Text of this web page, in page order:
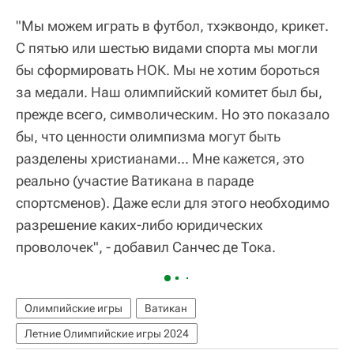
"Мы можем играть в футбол, тхэквондо, крикет.
С пятью или шестью видами спорта мы могли
бы сформировать НОК. Мы не хотим бороться
за медали. Наш олимпийский комитет был бы,
прежде всего, символическим. Но это показало
бы, что ценности олимпизма могут быть
разделены христианами... Мне кажется, это
реально (участие Ватикана в параде
спортсменов). Даже если для этого необходимо
разрешение каких-либо юридических
проволочек", - добавил Санчес де Тока.
Олимпийские игры
Ватикан
Летние Олимпийские игры 2024